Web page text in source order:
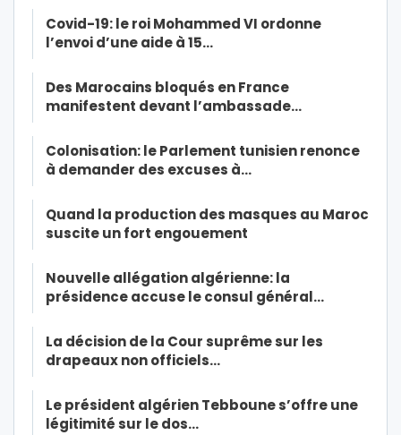
Covid-19: le roi Mohammed VI ordonne
l’envoi d’une aide à 15…
Des Marocains bloqués en France
manifestent devant l’ambassade…
Colonisation: le Parlement tunisien renonce
à demander des excuses à…
Quand la production des masques au Maroc
suscite un fort engouement
Nouvelle allégation algérienne: la
présidence accuse le consul général…
La décision de la Cour suprême sur les
drapeaux non officiels…
Le président algérien Tebboune s’offre une
légitimité sur le dos…